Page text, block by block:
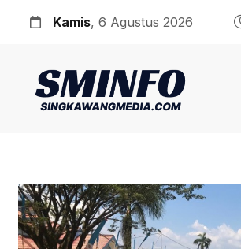
Kamis, 6 Agustus 2026